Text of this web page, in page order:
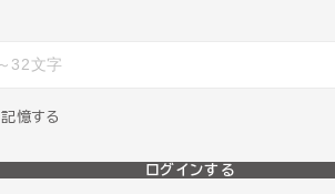
憶する
ログインする